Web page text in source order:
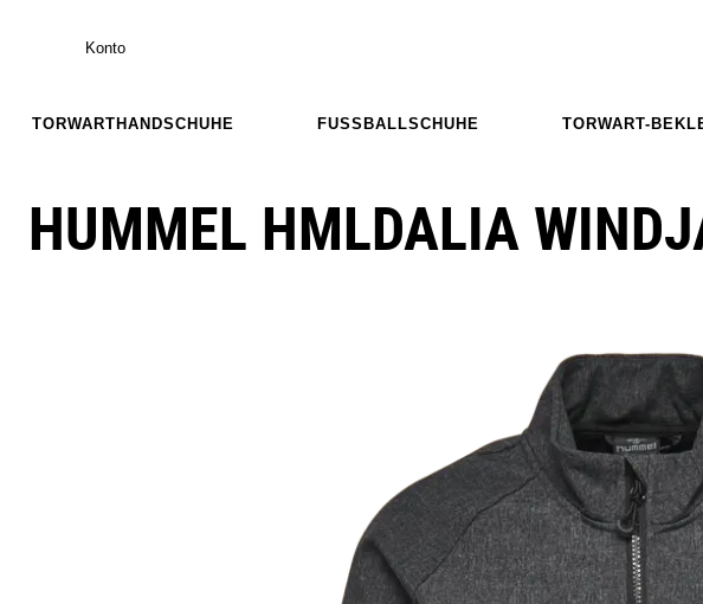
Konto
TORWARTHANDSCHUHE FUSSBALLSCHUHE TORWART-
HUMMEL HMLDALIA